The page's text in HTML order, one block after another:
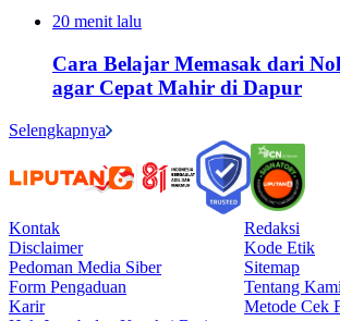
20 menit lalu
Cara Belajar Memasak dari
agar Cepat Mahir di Dapur
Selengkapnya
Kontak
Redaksi
Disclaimer
Kode Etik
Pedoman Media Siber
Sitemap
Form Pengaduan
Tentang Kami
Karir
Metode Cek